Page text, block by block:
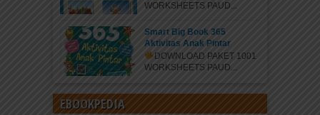
WORKSHEETS PAUD...
Smart Big Book 365
Aktivitas Anak Pintar
DOWNLOAD PAKET 1001
WORKSHEETS PAUD...
EBOOKPEDIA